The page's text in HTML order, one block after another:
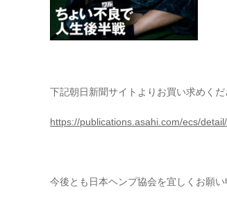
下記朝日新聞サイトよりお買い求めくだ
https://publications.asahi.com/ecs/
今後とも日本ヘンプ協会を宜しくお願い